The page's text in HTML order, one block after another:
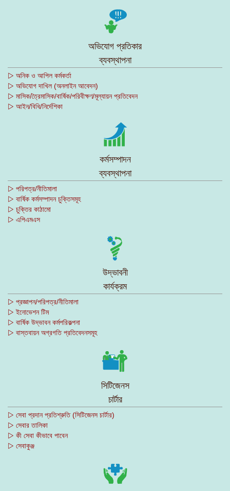
অভিযোগ প্রতিকার
ব্যবস্থাপনা
▷ অনিক ও আপিল কর্মকর্তা
▷ অভিযোগ দাখিল (অনলাইন আবেদন)
▷ মাসিক/ত্রৈমাসিক/বার্ষিক/পরিবীক্ষণ/মূল্যায়ন প্রতিবেদন
▷ আইন/বিধি/নির্দেশিকা
কর্মসম্পাদন
ব্যবস্থাপনা
▷ পরিপত্র/নীতিমালা
▷ বার্ষিক কর্মসম্পাদন চুক্তিসমূহ
▷ চুক্তির কাঠামো
▷ এপিএমএস
উদ্ভাবনী
কার্যক্রম
▷ প্রজ্ঞাপন/পরিপত্র/নীতিমালা
▷ ইনোভেশন টিম
▷ বার্ষিক উদ্ভাবন কর্মপরিকল্পনা
▷ বাস্তবায়ন অগ্রগতি প্রতিবেদনসমূহ
সিটিজেনস
চার্টার
▷ সেবা প্রদান প্রতিশ্রুতি (সিটিজেনস চার্টার)
▷ সেবার তালিকা
▷ কী সেবা কীভাবে পাবেন
▷ সেবাকুঞ্জ